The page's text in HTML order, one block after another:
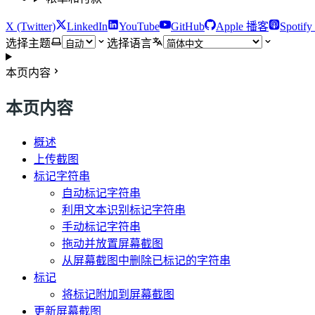
X (Twitter) LinkedIn YouTube GitHub Apple 播客
选择主题
选择语言
本页内容
本页内容
概述
上传截图
标记字符串
自动标记字符串
利用文本识别标记字符串
手动标记字符串
拖动并放置屏幕截图
从屏幕截图中删除已标记的字符串
标记
将标记附加到屏幕截图
更新屏幕截图